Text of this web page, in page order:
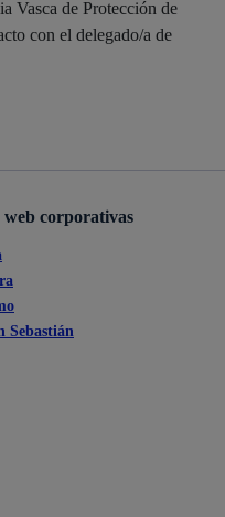
tramitación
Vasca de Protección de
con el delegado/a de
web corporativas
Sebastián